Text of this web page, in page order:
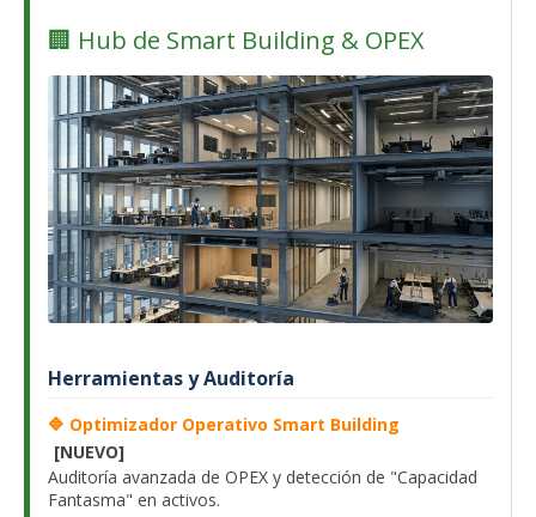
🏢 Hub de Smart Building & OPEX
Herramientas y Auditoría
🔷 Optimizador Operativo Smart Building
[NUEVO]
Auditoría avanzada de OPEX y detección de "Capacidad
Fantasma" en activos.